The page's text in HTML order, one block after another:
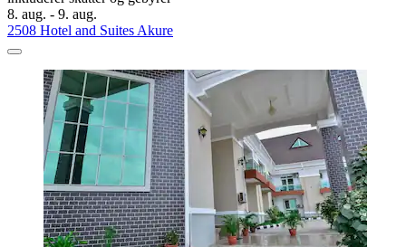
8. aug. - 9. aug.
2508 Hotel and Suites Akure